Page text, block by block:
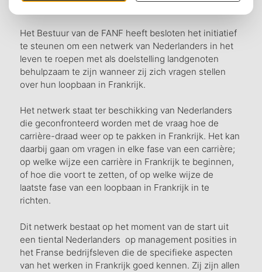
Het Bestuur van de FANF heeft besloten het initiatief
te steunen om een netwerk van Nederlanders in het
leven te roepen met als doelstelling landgenoten
behulpzaam te zijn wanneer zij zich vragen stellen
over hun loopbaan in Frankrijk.
Het netwerk staat ter beschikking van Nederlanders
die geconfronteerd worden met de vraag hoe de
carrière-draad weer op te pakken in Frankrijk. Het kan
daarbij gaan om vragen in elke fase van een carrière;
op welke wijze een carrière in Frankrijk te beginnen,
of hoe die voort te zetten, of op welke wijze de
laatste fase van een loopbaan in Frankrijk in te
richten.
Dit netwerk bestaat op het moment van de start uit
een tiental Nederlanders op management posities in
het Franse bedrijfsleven die de specifieke aspecten
van het werken in Frankrijk goed kennen. Zij zijn allen